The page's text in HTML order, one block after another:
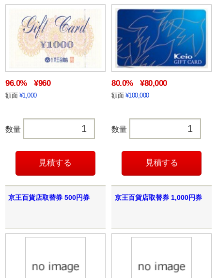
96.0% ¥960
額面 ¥1,000
数量
80.0% ¥80,000
額面 ¥100,000
数量
京王百貨店取替券 500円券 京王百貨店取替券 1,000円券